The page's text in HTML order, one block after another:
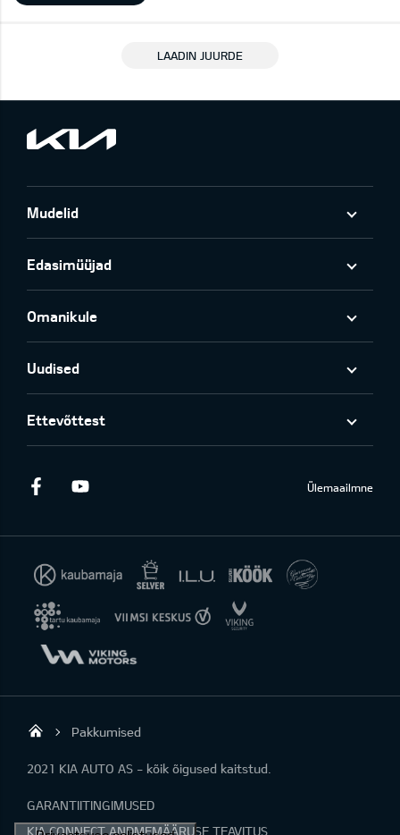
LAADIN JUURDE
Mudelid
Edasimüüjad
Omanikule
Uudised
Ettevõttest
Facebook Ülemaailmne
KIA AUTO AS
Pakkumised
2021 KIA AUTO AS - kõik õigused kaitstud.
GARANTIITINGIMUSED
KIA CONNECT ANDMEMÄÄRUSE TEAVITUS